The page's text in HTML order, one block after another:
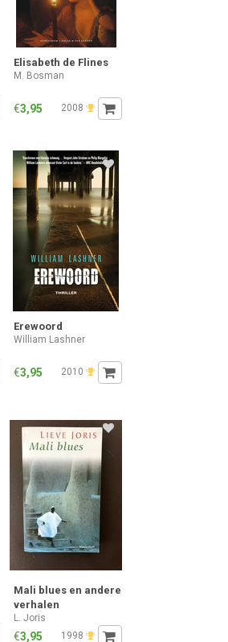
Elisabeth de Flines
M. Bosman
€3,95 2008
Erewoord
William Lashner
€3,95 2010
Mali blues en andere
verhalen
L. Joris
€3,95 1998